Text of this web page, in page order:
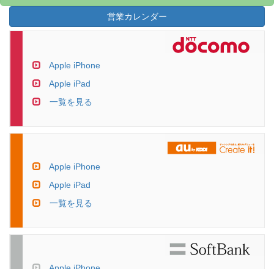
営業カレンダー
Apple iPhone
Apple iPad
一覧を見る
Apple iPhone
Apple iPad
一覧を見る